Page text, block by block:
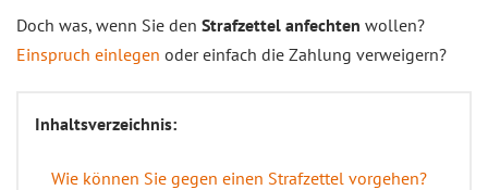
Doch was, wenn Sie den Strafzettel anfechten wollen?
Einspruch einlegen oder einfach die Zahlung verweigern?
Inhaltsverzeichnis:
Wie können Sie gegen einen Strafzettel vorgehen?